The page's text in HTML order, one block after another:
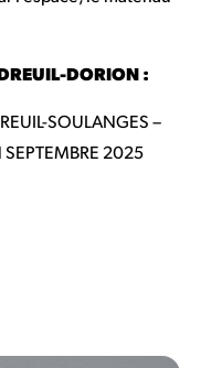
DORION :
SOULANGES –
2025